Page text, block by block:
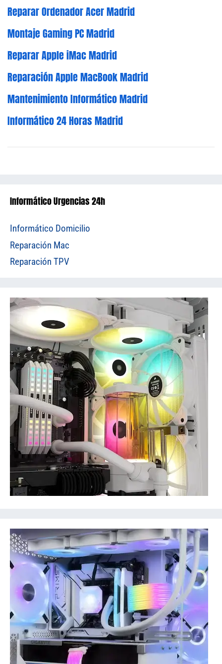
Reparar Ordenador Acer Madrid
Montaje Gaming PC Madrid
Reparar Apple iMac Madrid
Reparación Apple MacBook Madrid
Mantenimiento Informático Madrid
Informático 24 Horas Madrid
Informático Urgencias 24h
Informático Domicilio
Reparación Mac
Reparación TPV